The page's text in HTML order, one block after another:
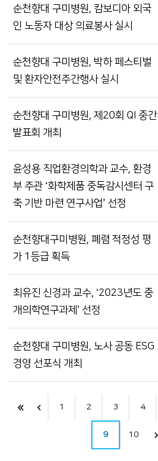
순천향대 구미병원, 캄보디아 외국
인 노동자 대상 의료봉사 실시
순천향대 구미병원, 박하 페스티벌
및 환자안전주간행사 실시
순천향대 구미병원, 제20회 QI 중간
발표회 개최
윤성용 직업환경의학과 교수, 환경
부 주관 ‘화학제품 중독감시센터 구
축 기반 마련 연구사업’ 선정
순천향대구미병원, 폐렴 적정성 평
가 1등급 획득
최유진 신경과 교수, ‘2023년도 중
개의학연구과제’ 선정
순천향대 구미병원, 노사 공동 ESG
경영 선포식 개최
1 2 3 4
9 10